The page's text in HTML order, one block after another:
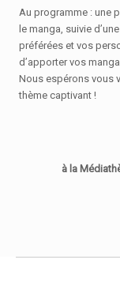
Au programme : une
le manga, suivie
préférées et vos
d’apporter vos
Nous espérons vous
thème captivant !
à la